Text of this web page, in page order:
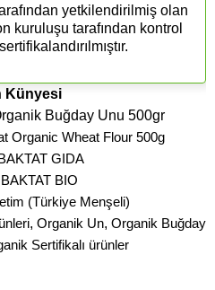
yetkilendirilmiş olan
kuruluşu tarafından kontrol
Künyesi
Buğday Unu 500gr
Organic Wheat Flour 500g
GIDA
BAKTAT BIO
(Türkiye Menşeli)
, Organik Un, Organik Buğday
Sertifikalı ürünler